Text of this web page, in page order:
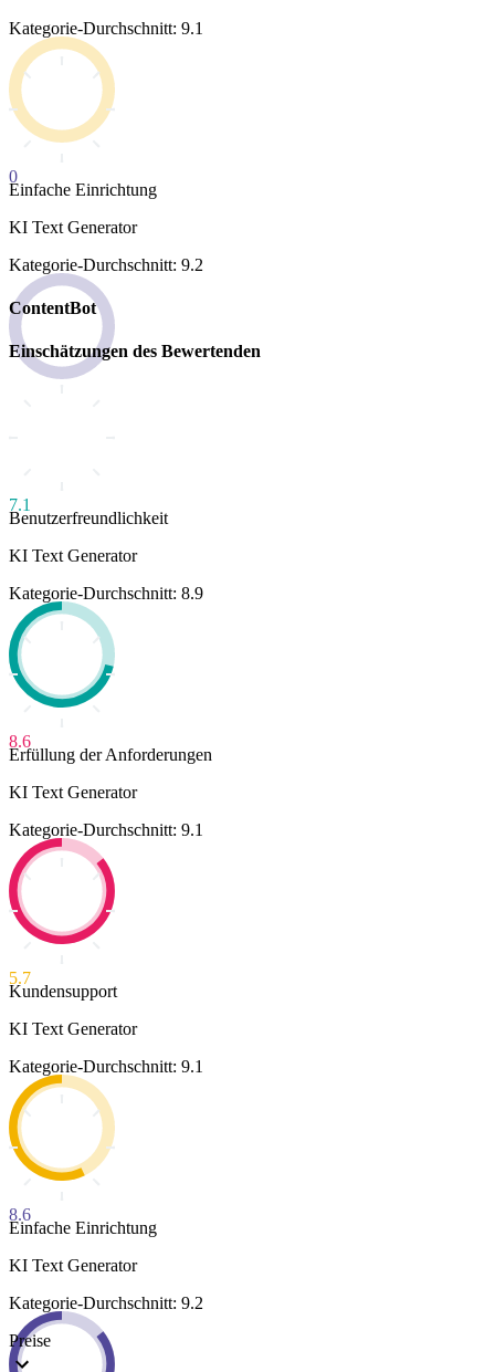
Kategorie-Durchschnitt: 9.1
0
Einfache Einrichtung
KI Text Generator
Kategorie-Durchschnitt: 9.2
ContentBot
Einschätzungen des Bewertenden
7.1
Benutzerfreundlichkeit
KI Text Generator
Kategorie-Durchschnitt: 8.9
8.6
Erfüllung der Anforderungen
KI Text Generator
Kategorie-Durchschnitt: 9.1
5.7
Kundensupport
KI Text Generator
Kategorie-Durchschnitt: 9.1
8.6
Einfache Einrichtung
KI Text Generator
Kategorie-Durchschnitt: 9.2
Preise